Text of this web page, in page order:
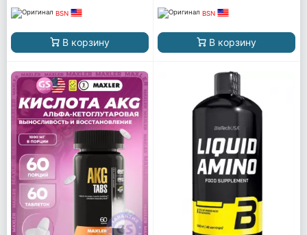
BSN
В корзину
BSN
В корзину